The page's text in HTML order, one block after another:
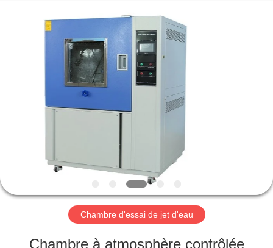
MAISON
PRODUITS
SUJET
DE
NOUS
VISITE
Chambre d'essai de jet d'eau
Chambre à atmosphère contrôlée